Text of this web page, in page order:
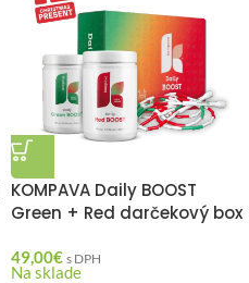
KOMPAVA Daily BOOST
Green + Red darčekový box
49,00€ s DPH
Na sklade